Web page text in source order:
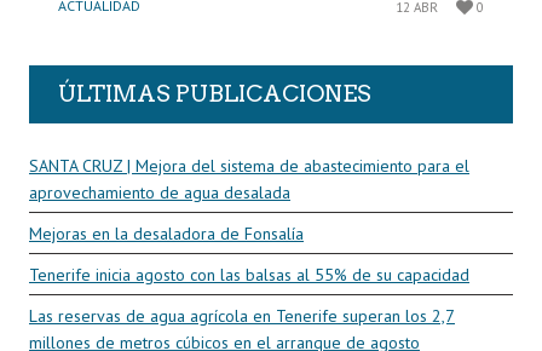
ACTUALIDAD 12 ABR 0
ÚLTIMAS PUBLICACIONES
SANTA CRUZ | Mejora del sistema de abastecimiento para el
aprovechamiento de agua desalada
Mejoras en la desaladora de Fonsalía
Tenerife inicia agosto con las balsas al 55% de su capacidad
Las reservas de agua agrícola en Tenerife superan los 2,7
millones de metros cúbicos en el arranque de agosto